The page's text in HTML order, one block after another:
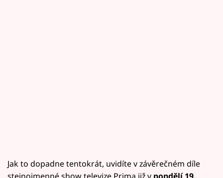
Jak to dopadne tentokrát, uvidíte v závěrečném díle